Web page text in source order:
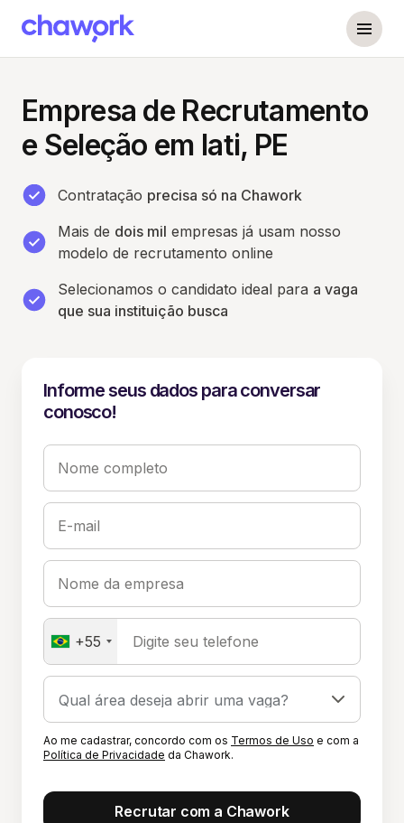
Empresa de Recrutamento
e Seleção em Iati, PE
Contratação precisa só na Chawork
Mais de dois mil empresas já usam nosso
modelo de recrutamento online
Selecionamos o candidato ideal para a vaga
que sua instituição busca
Informe seus dados para conversar
conosco!
Nome completo
E-mail
Nome da empresa
+55 Digite seu telefone
Ao me cadastrar, concordo com os Termos de Uso e com a
Política de Privacidade da Chawork.
Recrutar com a Chawork